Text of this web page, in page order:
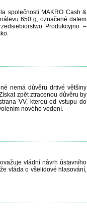
společnosti MAKRO Cash &
650 g, označené datem
Produkcyjno –
nemá důvěru drtivé většiny
zpět ztracenou důvěru by
VV, kterou od vstupu do
nového vedení.
vládní návrh ústavního
vláda o všelidové hlasování,